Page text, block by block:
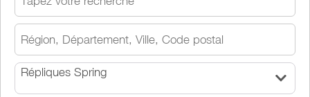
Répliques Spring